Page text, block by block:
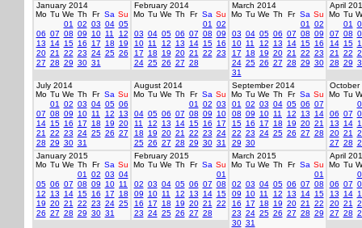
January 2014
Mo Tu We Th Fr Sa Su
01
02 03 04 05
06 07 08 09 10 11
12
13
14 15 16 17 18
19
20 21 22 23 24 25 26
27 28 29 30 31
February 2014
Mo Tu We Th Fr Sa Su
01
02
03 04 05 06 07 08 09
10 11 12 13 14 15 16
17
18 19 20 21 22 23
24 25 26 27 28
March 2014
Mo Tu We Th Fr Sa Su
01
02
03 04 05 06 07 08 09
10 11 12 13 14 15 16
17
18 19 20 21 22 23
24 25 26 27 28 29 30
31
April
Mo Tu
01
07 08
14 15
21
22
28 29
July 2014
Mo Tu We Th Fr Sa Su
01
02 03 04 05 06
07 08 09 10 11 12
13
14 15 16 17 18 19 20
21
22 23 24 25 26 27
28 29 30 31
August 2014
Mo Tu We Th Fr Sa Su
01
02 03
04 05 06 07 08 09
10
11
12 13 14 15 16
17
18
19 20 21 22 23 24
25 26 27 28 29 30 31
September 2014
Mo Tu We Th Fr Sa Su
01
02 03 04 05 06 07
08 09 10 11 12 13
14
15 16 17 18 19 20 21
22 23 24 25 26 27 28
29 30
October
Mo Tu
06 07
13
14
20 21
27 28
January 2015
Mo Tu We Th Fr Sa Su
01
02 03 04
05 06 07 08 09 10 11
12
13 14 15 16 17
18
19 20 21 22 23 24 25
26 27 28 29 30 31
February 2015
Mo Tu We Th Fr Sa Su
01
02 03 04 05 06 07 08
09
10 11 12 13 14 15
16
17 18 19 20 21
22
23 24 25 26 27 28
March 2015
Mo Tu We Th Fr Sa Su
01
02 03 04 05 06 07 08
09
10 11 12 13 14 15
16
17 18 19 20 21
22
23 24 25 26 27 28 29
30 31
April
Mo Tu
06 07
13
14
20 21
27 28